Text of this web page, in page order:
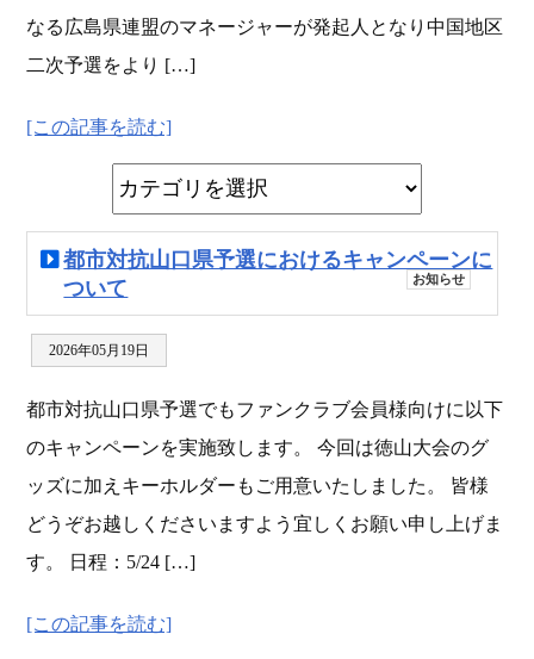
なる広島県連盟のマネージャーが発起人となり中国地区
二次予選をより […]
[この記事を読む]
都市対抗山口県予選におけるキャンペーンに
ついて
お知らせ
2026年05月19日
都市対抗山口県予選でもファンクラブ会員様向けに以下
のキャンペーンを実施致します。 今回は徳山大会のグ
ッズに加えキーホルダーもご用意いたしました。 皆様
どうぞお越しくださいますよう宜しくお願い申し上げま
す。 日程：5/24 […]
[この記事を読む]